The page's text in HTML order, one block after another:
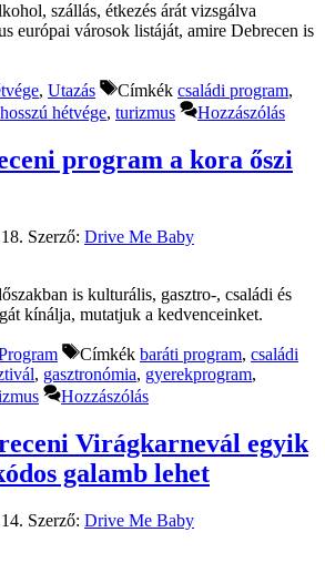
szállás, étkezés árát vizsgálva
európai városok listáját, amire Debrecen is
, Utazás Címkék családi program,
hosszú hétvége, turizmus Hozzászólás
program a kora őszi
Szerző: Drive Me Baby
is kulturális, gasztro-, családi és
kínálja, mutatjuk a kedvenceinket.
Címkék baráti program, családi
, gasztronómia, gyerekprogram,
Hozzászólás
Virágkarnevál egyik
galamb lehet
Szerző: Drive Me Baby